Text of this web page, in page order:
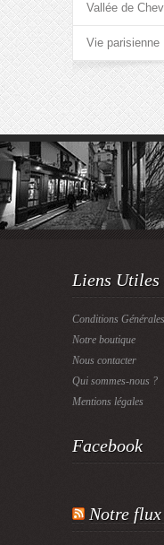
Vallée de
Vie parisienne
Liens Utiles
Conditions
Notre boutique
Nous contacter
Qui sommes-nous ?
Mentions légales
Facebook
Notre flux